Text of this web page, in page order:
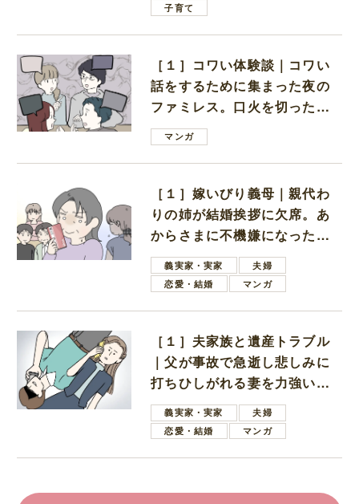
子育て
［１］コワい体験談｜コワい
話をするために集まった夜の
ファミレス。口火を切ったの
は電車好きの男の子ママ
マンガ
［１］嫁いびり義母｜親代わ
りの姉が結婚挨拶に欠席。あ
からさまに不機嫌になった義
母義実家・実家
夫婦
恋愛・結婚
マンガ
［１］夫家族と遺産トラブル
｜父が事故で急逝し悲しみに
打ちひしがれる妻を力強い言
葉で励ます夫
義実家・実家
夫婦
恋愛・結婚
マンガ